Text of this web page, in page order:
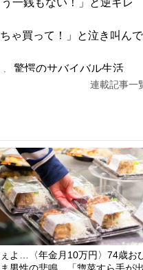
ゃ買って！」と泣き叫んで
驚愕のサバイバル生活
連載記事一
よ…〈年金月10万円〉74歳お